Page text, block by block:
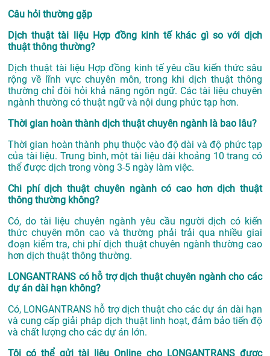
Câu hỏi thường gặp
Dịch thuật tài liệu Hợp đồng kinh tế khác gì so với dịch
thuật thông thường?
Dịch thuật tài liệu Hợp đồng kinh tế yêu cầu kiến thức sâu
rộng về lĩnh vực chuyên môn, trong khi dịch thuật thông
thường chỉ đòi hỏi khả năng ngôn ngữ. Các tài liệu chuyên
ngành thường có thuật ngữ và nội dung phức tạp hơn.
Thời gian hoàn thành dịch thuật chuyên ngành là bao lâu?
Thời gian hoàn thành phụ thuộc vào độ dài và độ phức tạp
của tài liệu. Trung bình, một tài liệu dài khoảng 10 trang có
thể được dịch trong vòng 3-5 ngày làm việc.
Chi phí dịch thuật chuyên ngành có cao hơn dịch thuật
thông thường không?
Có, do tài liệu chuyên ngành yêu cầu người dịch có kiến
thức chuyên môn cao và thường phải trải qua nhiều giai
đoạn kiểm tra, chi phí dịch thuật chuyên ngành thường cao
hơn dịch thuật thông thường.
LONGANTRANS có hỗ trợ dịch thuật chuyên ngành cho các
dự án dài hạn không?
Có, LONGANTRANS hỗ trợ dịch thuật cho các dự án dài hạn
và cung cấp giải pháp dịch thuật linh hoạt, đảm bảo tiến độ
và chất lượng cho các dự án lớn.
Tôi có thể gửi tài liệu Online cho LONGANTRANS được